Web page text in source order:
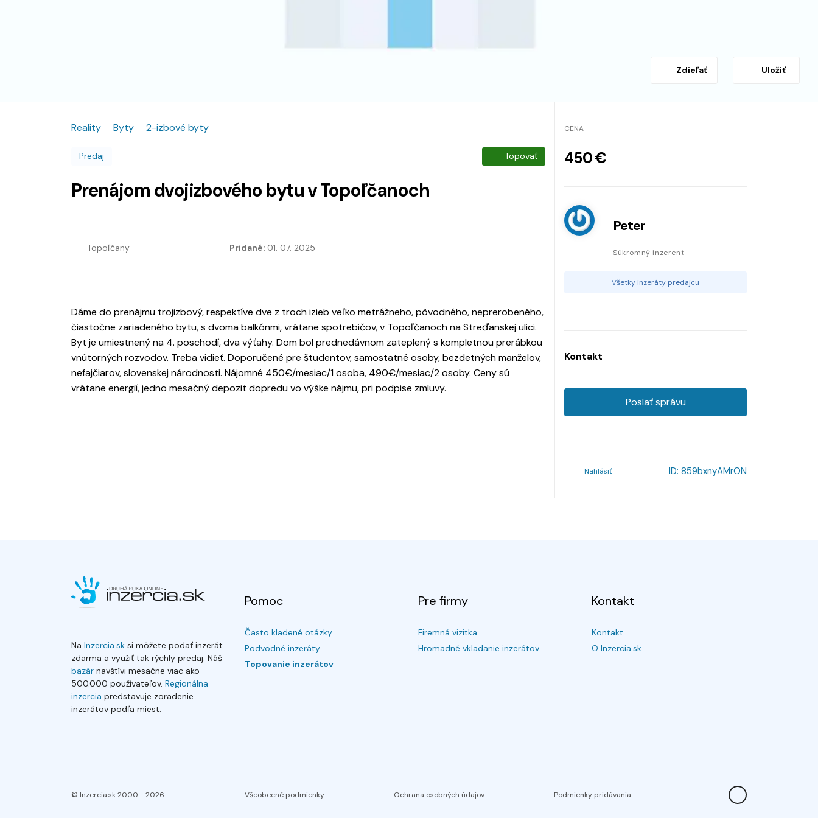
Zdieľať Uložiť
Reality Byty 2-izbové byty
Predaj Topovať
Prenájom dvojizbového bytu v Topoľčanoch
Topoľčany Pridané: 01. 07. 2025
Dáme do prenájmu trojizbový, respektíve dve z troch izieb veľko metrážneho, pôvodného, neprerobeného,
čiastočne zariadeného bytu, s dvoma balkónmi, vrátane spotrebičov, v Topoľčanoch na Streďanskej ulici.
Byt je umiestnený na 4. poschodí, dva výťahy. Dom bol prednedávnom zateplený s kompletnou prerábkou
vnútorných rozvodov. Treba vidieť. Doporučené pre študentov, samostatné osoby, bezdetných manželov,
nefajčiarov, slovenskej národnosti. Nájomné 450€/mesiac/1 osoba, 490€/mesiac/2 osoby. Ceny sú
vrátane energií, jedno mesačný depozit dopredu vo výške nájmu, pri podpise zmluvy.
CENA
450 €
Peter
Súkromný inzerent
Všetky inzeráty predajcu
Kontakt
Poslať správu
Nahlásiť ID: 859bxnyAMrON
Na Inzercia.sk si môžete podať inzerát
zdarma a využiť tak rýchly predaj. Náš
bazár navštívi mesačne viac ako
500.000 používateľov. Regionálna
inzercia predstavuje zoradenie
inzerátov podľa miest.
Pomoc
Často kladené otázky
Podvodné inzeráty
Topovanie inzerátov
Pre firmy
Firemná vizitka
Hromadné vkladanie inzerátov
Kontakt
Kontakt
O Inzercia.sk
© Inzercia.sk 2000 -2026 Všeobecné podmienky Ochrana osobných údajov Podmienky pridávania